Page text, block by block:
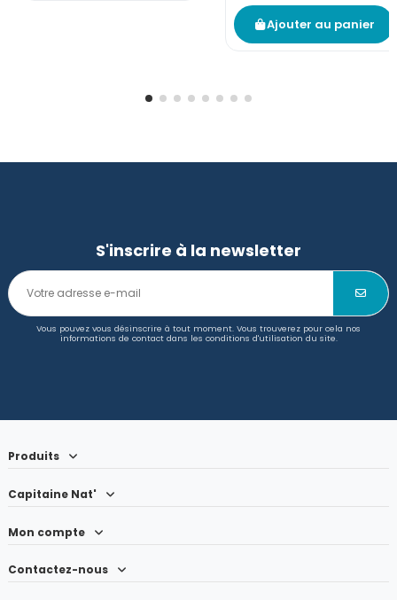
Ajouter au panier
S'inscrire à la newsletter
Vous pouvez vous désinscrire à tout moment. Vous trouverez pour cela nos
informations de contact dans les conditions d'utilisation du site.
Produits
Capitaine Nat'
Mon compte
Contactez-nous